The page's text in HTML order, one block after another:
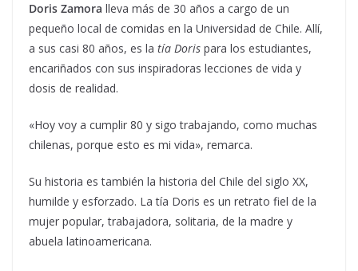
Doris Zamora lleva más de 30 años a cargo de un
pequeño local de comidas en la Universidad de Chile. Allí,
a sus casi 80 años, es la tía Doris para los estudiantes,
encariñados con sus inspiradoras lecciones de vida y
dosis de realidad.
«Hoy voy a cumplir 80 y sigo trabajando, como muchas
chilenas, porque esto es mi vida», remarca.
Su historia es también la historia del Chile del siglo XX,
humilde y esforzado. La tía Doris es un retrato fiel de la
mujer popular, trabajadora, solitaria, de la madre y
abuela latinoamericana.